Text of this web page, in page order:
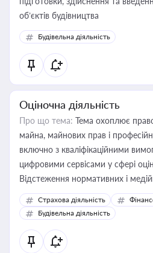
об’єктів будівництва
Будівельна діяльність
Оціночна діяльність
Про що тема: Тема охоплює
майна, майнових прав і
включно з кваліфікаційними
цифровими сервісами у сфері
Відстеження нормативних і
корисне для власника бізнесу,
бухгалтера під час
державного майна,
статусу суб'єктів оціночної
Страхова діяльність
Будівельна діяльність